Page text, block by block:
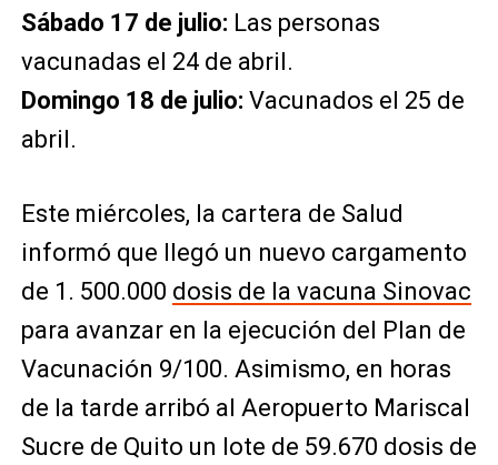
Sábado 17 de julio: Las personas
vacunadas el 24 de abril.
Domingo 18 de julio: Vacunados el 25 de
abril.
Este miércoles, la cartera de Salud
informó que llegó un nuevo cargamento
de 1. 500.000 dosis de la vacuna Sinovac
para avanzar en la ejecución del Plan de
Vacunación 9/100. Asimismo, en horas
de la tarde arribó al Aeropuerto Mariscal
Sucre de Quito un lote de 59.670 dosis de